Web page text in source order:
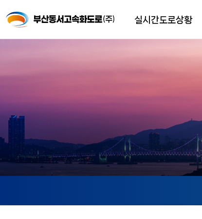
실시간도로상황